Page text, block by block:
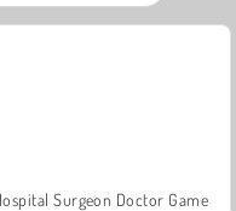
Surgeon Doctor Game